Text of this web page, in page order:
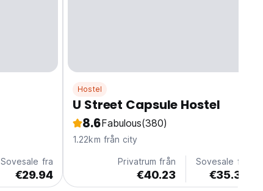
Sovesale fra
€29.94
Hostel
U Street Capsule Hostel
8.6Fabulous(380)
1.22km från city
Privatrum från
€40.23
Sovesale fra
€35.34